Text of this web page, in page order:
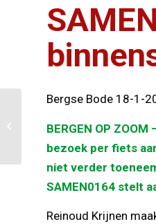
Bergse Bode 18-1-
BERGEN OP
bezoek per fiets
niet verder
SAMEN0164 stelt
Reinoud Krijnen
Krijnen: “Stapje in